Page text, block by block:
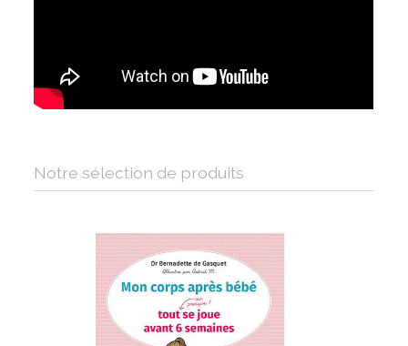
Notre sélection de produits